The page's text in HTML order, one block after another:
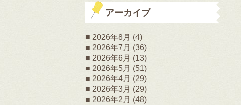
アーカイブ
2026年8月 (4)
2026年7月 (36)
2026年6月 (13)
2026年5月 (51)
2026年4月 (29)
2026年3月 (29)
2026年2月 (48)